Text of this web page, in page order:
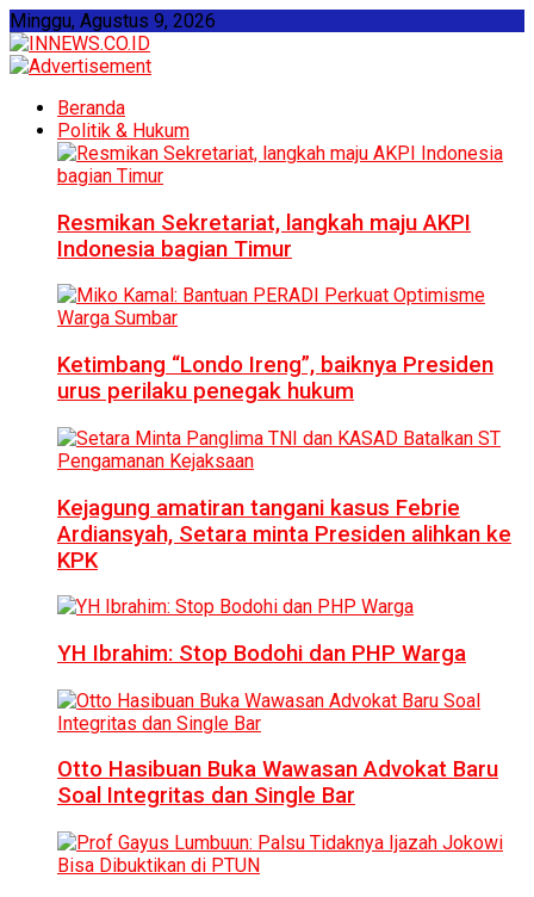
Minggu, Agustus 9, 2026
Beranda
Politik & Hukum
Resmikan Sekretariat, langkah maju AKPI
Indonesia bagian Timur
Ketimbang “Londo Ireng”, baiknya Presiden
urus perilaku penegak hukum
Kejagung amatiran tangani kasus Febrie
Ardiansyah, Setara minta Presiden alihkan ke
KPK
YH Ibrahim: Stop Bodohi dan PHP Warga
Otto Hasibuan Buka Wawasan Advokat Baru
Soal Integritas dan Single Bar